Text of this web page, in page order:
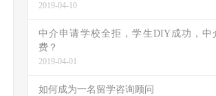
2019-04-10
中介申请学校全拒，学生DIY成功，中
费？
2019-04-01
如何成为一名留学咨询顾问